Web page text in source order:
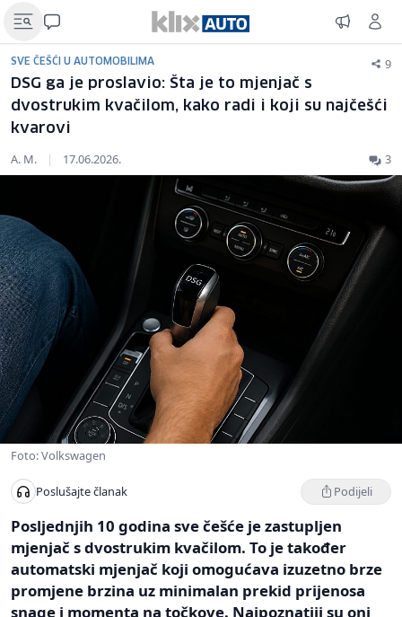
SVE ČEŠĆI U AUTOMOBILIMA 9
DSG ga je proslavio: Šta je to mjenjač s
dvostrukim kvačilom, kako radi i koji su najčešći
kvarovi
A. M. | 17.06.2026. 3
Foto: Volkswagen
Poslušajte članak Podijeli
Posljednjih 10 godina sve češće je zastupljen
mjenjač s dvostrukim kvačilom. To je također
automatski mjenjač koji omogućava izuzetno brze
promjene brzina uz minimalan prekid prijenosa
snage i momenta na točkove. Najpoznatiji su oni